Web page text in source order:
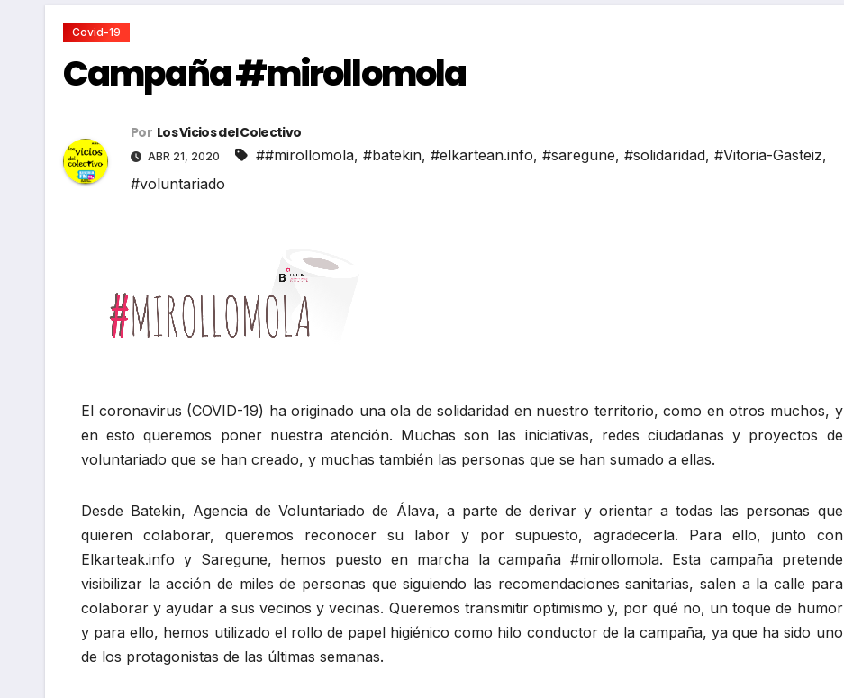
Covid-19
Campaña #mirollomola
Por Los Vicios del Colectivo
ABR 21, 2020 ##mirollomola, #batekin, #elkartean.info, #saregune, #solidaridad, #Vitoria-Gasteiz,
#voluntariado
El coronavirus (COVID-19) ha originado una ola de solidaridad en nuestro territorio, como en otros muchos, y
en esto queremos poner nuestra atención. Muchas son las iniciativas, redes ciudadanas y proyectos de
voluntariado que se han creado, y muchas también las personas que se han sumado a ellas.
Desde Batekin, Agencia de Voluntariado de Álava, a parte de derivar y orientar a todas las personas que
quieren colaborar, queremos reconocer su labor y por supuesto, agradecerla. Para ello, junto con
Elkarteak.info y Saregune, hemos puesto en marcha la campaña #mirollomola. Esta campaña pretende
visibilizar la acción de miles de personas que siguiendo las recomendaciones sanitarias, salen a la calle para
colaborar y ayudar a sus vecinos y vecinas. Queremos transmitir optimismo y, por qué no, un toque de humor
y para ello, hemos utilizado el rollo de papel higiénico como hilo conductor de la campaña, ya que ha sido uno
de los protagonistas de las últimas semanas.